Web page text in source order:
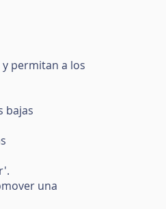
permitan a los
bajas
una